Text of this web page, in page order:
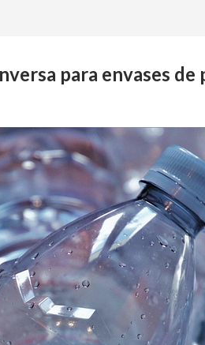
para envases de